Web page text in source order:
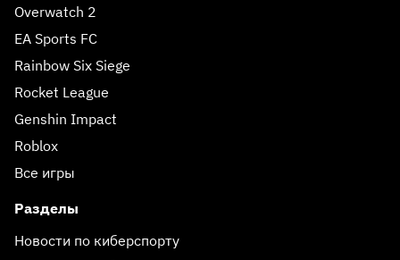
Overwatch 2
EA Sports FC
Rainbow Six Siege
Rocket League
Genshin Impact
Roblox
Все игры
Разделы
Новости по киберспорту